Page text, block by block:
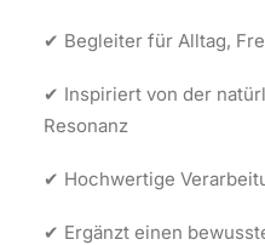
✔ Begleiter für Alltag,
✔ Inspiriert von der
Resonanz
✔ Hochwertige
✔ Ergänzt einen